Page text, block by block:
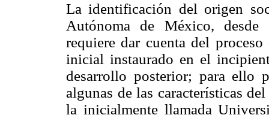
La identificación del origen
Autónoma de México, desde
requiere dar cuenta del
inicial instaurado en el
desarrollo posterior; para ello
algunas de las características
la inicialmente llamada